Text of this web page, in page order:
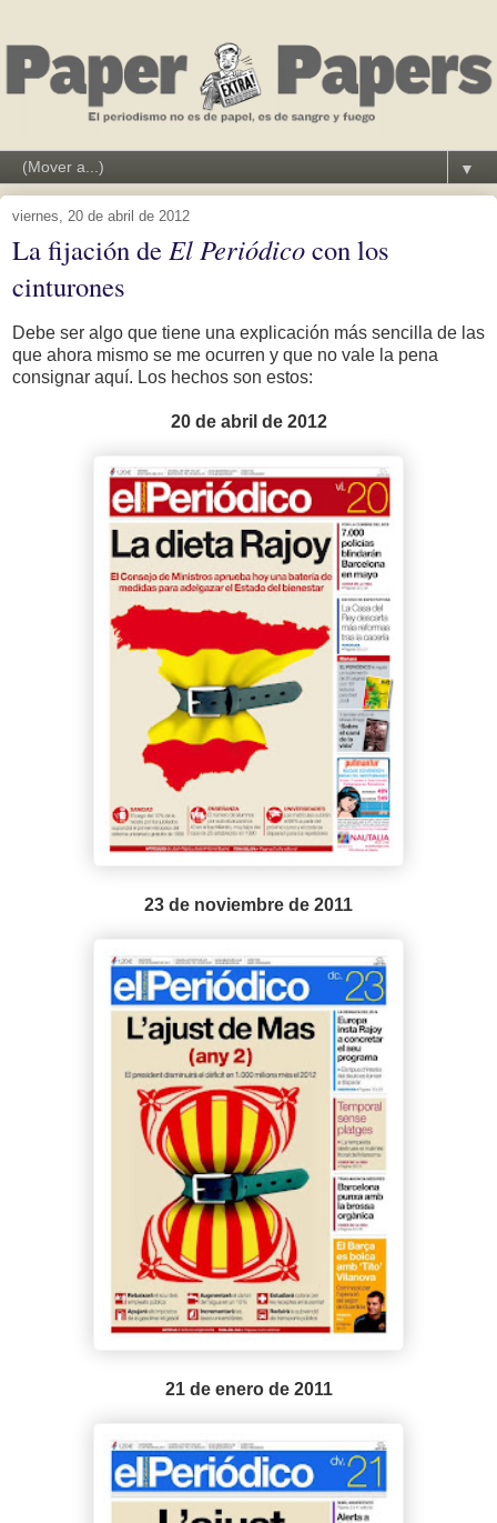
▼
viernes, 20 de abril de 2012
La fijación deEl Periódicocon los
cinturones
Debe ser algo que tiene una explicación más sencilla de las
que ahora mismo se me ocurren y que no vale la pena
consignar aquí. Los hechos son estos:
20 de abril de 2012
23 de noviembre de 2011
21 de enero de 2011